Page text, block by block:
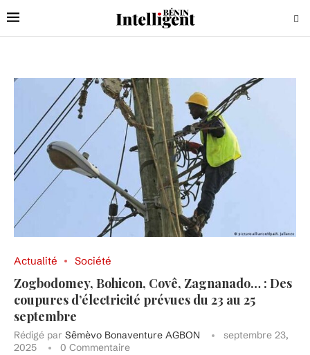
Actualité Société
Zogbodomey, Bohicon, Covê, Zagnanado… : Des
coupures d’électricité prévues du 23 au 25
septembre
Rédigé par Sêmèvo Bonaventure AGBON
septembre 23,
2025
0 Commentaire